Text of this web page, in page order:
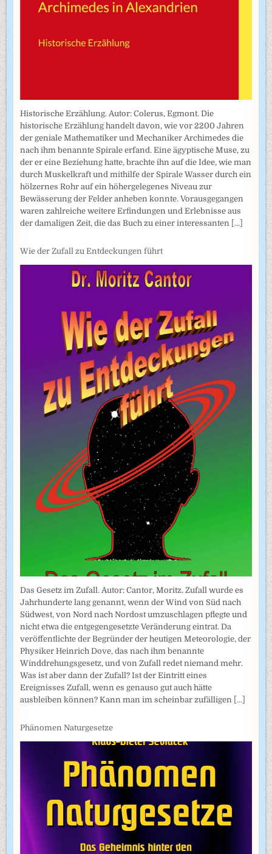
Historische Erzählung. Autor: Colerus, Egmont. Die
historische Erzählung handelt davon, wie vor 2200 Jahren
der geniale Mathematiker und Mechaniker Archimedes die
nach ihm benannte Spirale erfand. Eine ägyptische Muse, zu
der er eine Beziehung hatte, brachte ihn auf die Idee, wie man
durch Muskelkraft und mithilfe der Spirale Wasser durch ein
hölzernes Rohr auf ein höhergelegenes Niveau zur
Bewässerung der Felder anheben konnte. Vorausgegangen
waren zahlreiche weitere Erfindungen und Erlebnisse aus
der damaligen Zeit, die das Buch zu einer interessanten [...]
Wie der Zufall zu Entdeckungen führt
Das Gesetz im Zufall. Autor: Cantor, Moritz. Zufall wurde es
Jahrhunderte lang genannt, wenn der Wind von Süd nach
Südwest, von Nord nach Nordost umzuschlagen pflegte und
nicht etwa die entgegengesetzte Veränderung eintrat. Da
veröffentlichte der Begründer der heutigen Meteorologie, der
Physiker Heinrich Dove, das nach ihm benannte
Winddrehungsgesetz, und von Zufall redet niemand mehr.
Was ist aber dann der Zufall? Ist der Eintritt eines
Ereignisses Zufall, wenn es genauso gut auch hätte
ausbleiben können? Kann man im scheinbar zufälligen [...]
Phänomen Naturgesetze